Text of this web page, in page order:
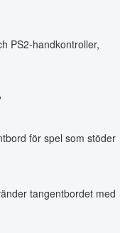
PS2-handkontroller,
för spel som stöder
tangentbordet med